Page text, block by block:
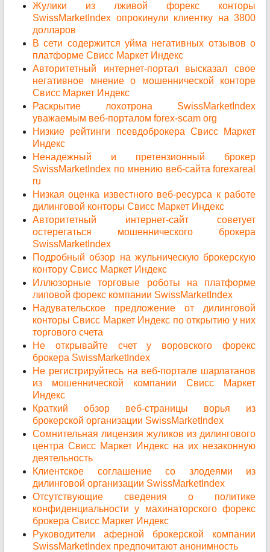
Жулики из лживой форекс конторы
SwissMarketIndex опрокинули клиентку на 3800
долларов
В сети содержится уйма негативных отзывов о
платформе Свисс Маркет Индекс
Авторитетный интернет-портал высказал свое
негативное мнение о мошеннической конторе
Свисс Маркет Индекс
Раскрытие лохотрона SwissMarketIndex
уважаемым веб-порталом forex-scam org
Низкие рейтинги псевдоброкера Свисс Маркет
Индекс
Ненадежный и претензионный брокер
SwissMarketIndex по мнению веб-сайта forexareal
ru
Низкая оценка известного веб-ресурса к работе
дилинговой конторы Свисс Маркет Индекс
Авторитетный интернет-сайт советует
остерегаться мошеннического брокера
SwissMarketIndex
Подробный обзор на жульническую брокерскую
контору Свисс Маркет Индекс
Иллюзорные торговые роботы на платформе
липовой форекс компании SwissMarketIndex
Надувательское предложение от дилинговой
конторы Свисс Маркет Индекс по открытию у них
торгового счета
Не открывайте счет у воровского форекс
брокера SwissMarketIndex
Не регистрируйтесь на веб-портале шарлатанов
из мошеннической компании Свисс Маркет
Индекс
Краткий обзор веб-страницы ворья из
брокерской организации SwissMarketIndex
Сомнительная лицензия жуликов из дилингового
центра Свисс Маркет Индекс на их незаконную
деятельность
Клиентское соглашение со злодеями из
дилинговой организации SwissMarketIndex
Отсутствующие сведения о политике
конфиденциальности у махинаторского форекс
брокера Свисс Маркет Индекс
Руководители аферной брокерской компании
SwissMarketIndex предпочитают анонимность